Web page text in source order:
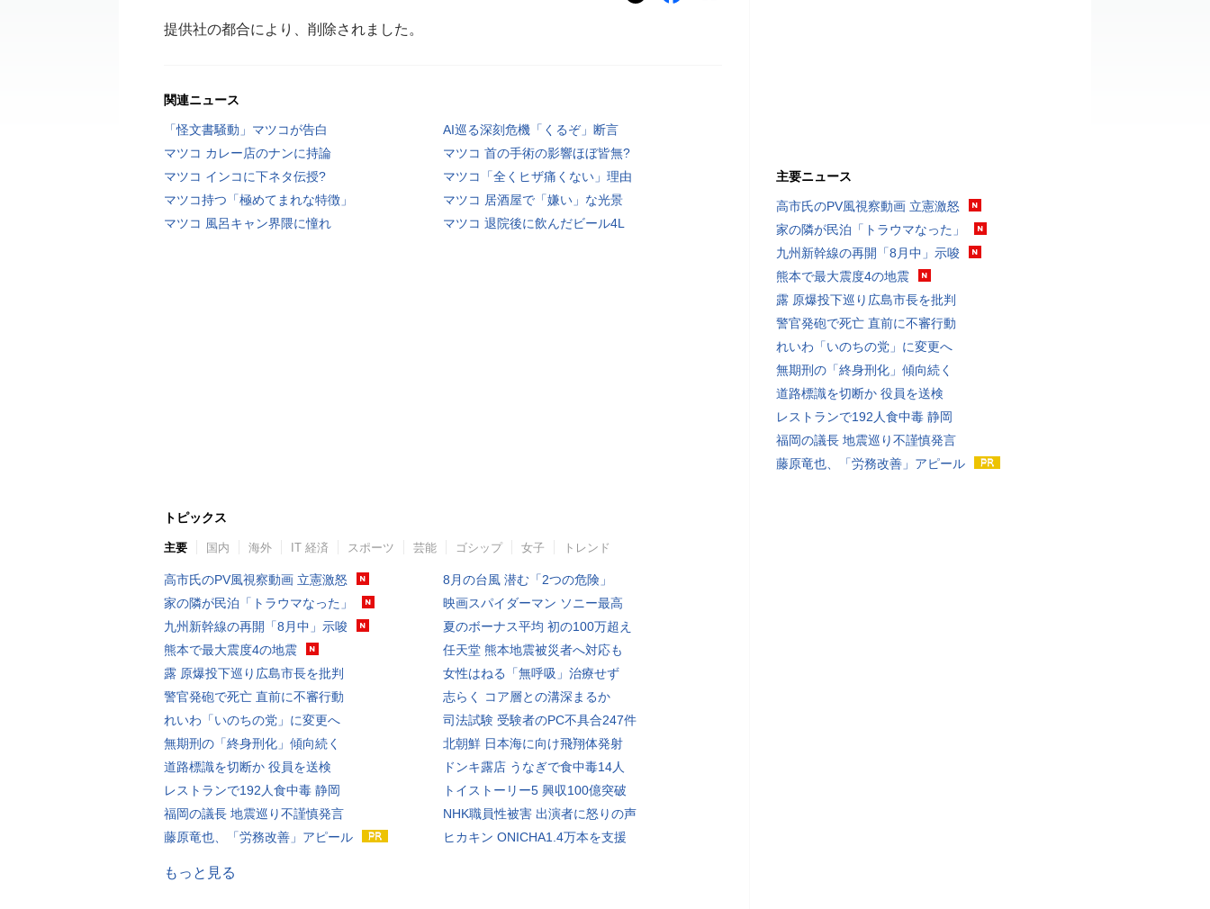
提供社の都合により、削除されました。
関連ニュース
「怪文書騒動」マツコが告白
AI巡る深刻危機「くるぞ」断言
マツコ カレー店のナンに持論
マツコ 首の手術の影響ほぼ皆無?
マツコ インコに下ネタ伝授?
マツコ「全くヒザ痛くない」理由
マツコ持つ「極めてまれな特徴」
マツコ 居酒屋で「嫌い」な光景
マツコ 風呂キャン界隈に憧れ
マツコ 退院後に飲んだビール4L
トピックス
主要 国内 海外 IT 経済 スポーツ 芸能 ゴシップ 女子 トレンド
高市氏のPV風視察動画 立憲激怒
家の隣が民泊「トラウマなった」
九州新幹線の再開「8月中」示唆
熊本で最大震度4の地震
露 原爆投下巡り広島市長を批判
警官発砲で死亡 直前に不審行動
れいわ「いのちの党」に変更へ
無期刑の「終身刑化」傾向続く
道路標識を切断か 役員を送検
レストランで192人食中毒 静岡
福岡の議長 地震巡り不謹慎発言
藤原竜也、「労務改善」アピール
8月の台風 潜む「2つの危険」
映画スパイダーマン ソニー最高
夏のボーナス平均 初の100万超え
任天堂 熊本地震被災者へ対応も
女性はねる「無呼吸」治療せず
志らく コア層との溝深まるか
司法試験 受験者のPC不具合247件
北朝鮮 日本海に向け飛翔体発射
ドンキ露店 うなぎで食中毒14人
トイストーリー5 興収100億突破
NHK職員性被害 出演者に怒りの声
ヒカキン ONICHA1.4万本を支援
もっと見る
主要ニュース
高市氏のPV風視察動画 立憲激怒
家の隣が民泊「トラウマなった」
九州新幹線の再開「8月中」示唆
熊本で最大震度4の地震
露 原爆投下巡り広島市長を批判
警官発砲で死亡 直前に不審行動
れいわ「いのちの党」に変更へ
無期刑の「終身刑化」傾向続く
道路標識を切断か 役員を送検
レストランで192人食中毒 静岡
福岡の議長 地震巡り不謹慎発言
藤原竜也、「労務改善」アピール